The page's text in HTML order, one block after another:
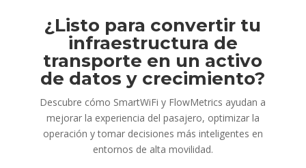
¿Listo para convertir tu
infraestructura de
transporte en un activo
de datos y crecimiento?
Descubre cómo SmartWiFi y FlowMetrics ayudan a
mejorar la experiencia del pasajero, optimizar la
operación y tomar decisiones más inteligentes en
entornos de alta movilidad.